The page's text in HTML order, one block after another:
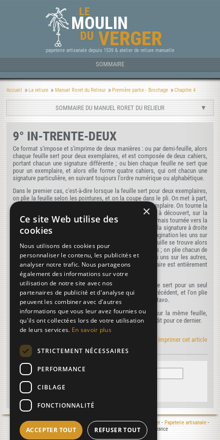
LE
MOULIN
DU VERGER
papeterie artisanale depuis 1539 & atelier de reliure manuelle
SOMMAIRE
Accueil La reliure Manuel Roret du Relieur Première partie - Brochage Chapitre 4
SOMMAIRE DU MANUEL RORET DU RELIEUR
9° IN-TRENTE-DEUX
Ce format s'impose et s'imprime de deux manières : ou par demi-feuille, alors
chaque feuille sert pour deux exemplaires, et est composée de deux cahiers,
portant chacun une signature différente ; ou bien chaque feuille ne sert que
pour un exemplaire, et alors elle forme quatre cahiers, qui ont chacun une
signature particulière, en suivant toujours l'ordre numérique ou alphabétique.
Dans le premier cas, c'est-à-dire lorsque la feuille sert pour deux exemplaires,
on plie la feuille selon les pointures, et on la coupe dans le pli. On met à part,
en réserve, la demi-feuille supérieure pour le second exemplaire. On tourne la
demi-feuille en travers devant soi, la signature à droite, à découvert, sur la
table en haut, et l'autre signature à gauche, aussi en haut, mais tournée vers la
table. On plie de la droite sur la gauche en faisant tomber la signature à droite
sur le verso de la signature à gauche, les chiffres de la pagination les uns sur
les autres, et l'on coupe encore dans ce pli. Cette demi-feuille se trouve alors
divisée en deux parties, chacune de 8 feuillets ou 16 pages ; on plie chacun de
ces quarts de feuille comme l'in-octavo, et l'on place, les uns sur les autres,
ces cahiers, qui ne s'encartent jamais. Lorsqu'un exemplaire est entièrement
plié, on plie le second de la même manière.
Dans le second cas, c'est-à-dire lorsque la feuille entière sert pour un seul
exemplaire, on la coupe en quatre comme dans le cas précédent, et l'on plie
de suite les quatre cahiers, chacun comme l'on plie l'in-octavo.
L'in-trente-deux s'imprime parfois en deux exemplaires sur la même feuille,
comme l'in-seize. On procède alors comme nous l'avons dit pour ce dernier.
Imprimer cet article
Mentions légales- © 2000-2026 Le Moulin du Verger -Moulin à papier- Papeterie artisanale-
Atelier de reliure - 16400 Puymoyen - Charente - France
Réalisation :
, 2025
×
Ce site Web utilise des
cookies
Nous utilisons des cookies pour
personnaliser le contenu, les publicités et
analyser notre trafic. Nous partageons
également des informations sur votre
utilisation de notre site avec nos
partenaires de publicité et d'analyse qui
peuvent les combiner avec d'autres
informations que vous leur avez fournies ou
qu'ils ont collectées lors de votre utilisation
de leurs services. En savoir plus
STRICTEMENT NÉCESSAIRES
PERFORMANCE
CIBLAGE
FONCTIONNALITÉ
ACCEPTER TOUT REFUSER TOUT